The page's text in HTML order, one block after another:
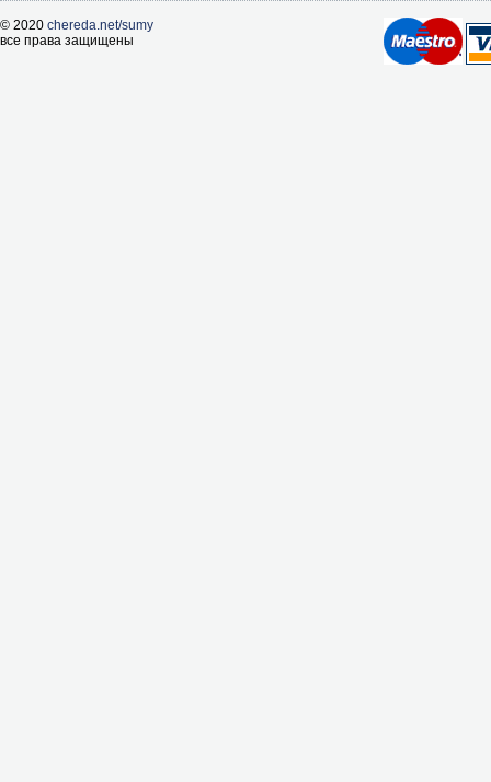
© 2020 chereda.net/sumy
все права защищены